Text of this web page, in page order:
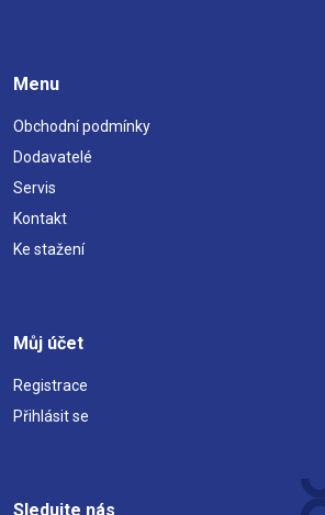
Menu
Obchodní podmínky
Dodavatelé
Servis
Kontakt
Ke stažení
Můj účet
Registrace
Přihlásit se
Sledujte nás